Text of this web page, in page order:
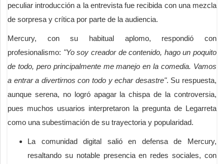
peculiar introducción a la entrevista fue recibida con una mezcla
de sorpresa y crítica por parte de la audiencia.
Mercury, con su habitual aplomo, respondió con
profesionalismo: "Yo soy creador de contenido, hago un poquito
de todo, pero principalmente me manejo en la comedia. Vamos
a entrar a divertirnos con todo y echar desastre". Su respuesta,
aunque serena, no logró apagar la chispa de la controversia,
pues muchos usuarios interpretaron la pregunta de Legarreta
como una subestimación de su trayectoria y popularidad.
La comunidad digital salió en defensa de Mercury,
resaltando su notable presencia en redes sociales, con